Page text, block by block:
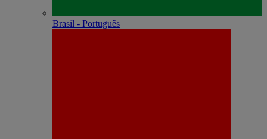
Brasil - Português